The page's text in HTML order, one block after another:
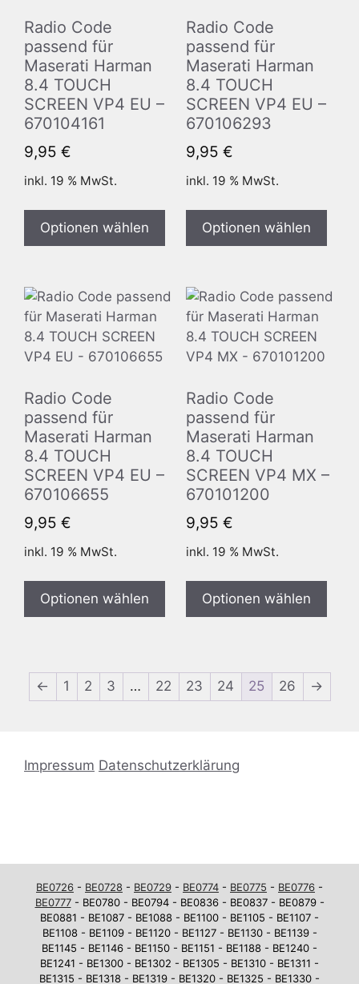
Radio Code
passend für
Maserati Harman
8.4 TOUCH
SCREEN VP4 EU –
670104161
9,95 €
inkl. 19 % MwSt.
Optionen wählen
Radio Code
passend für
Maserati Harman
8.4 TOUCH
SCREEN VP4 EU –
670106293
9,95 €
inkl. 19 % MwSt.
Optionen wählen
Radio Code
passend für
Maserati Harman
8.4 TOUCH
SCREEN VP4 EU –
670106655
9,95 €
inkl. 19 % MwSt.
Optionen wählen
Radio Code
passend für
Maserati Harman
8.4 TOUCH
SCREEN VP4 MX –
670101200
9,95 €
inkl. 19 % MwSt.
Optionen wählen
← 1 2 3 … 22 23 24 25 26 →
Impressum Datenschutzerklärung
BE0726 - BE0728 - BE0729 - BE0774 - BE0775 - BE0776 -
BE0777- BE0780 - BE0794 - BE0836 - BE0837 - BE0879 -
BE0881 - BE1087 - BE1088 - BE1100 - BE1105 - BE1107 -
BE1108 - BE1109 - BE1120 - BE1127 - BE1130 - BE1139 -
BE1145 - BE1146 - BE1150 - BE1151 - BE1188 - BE1240 -
BE1241 - BE1300 - BE1302 - BE1305 - BE1310 - BE1311 -
BE1315 - BE1318 - BE1319 - BE1320 - BE1325 - BE1330 -